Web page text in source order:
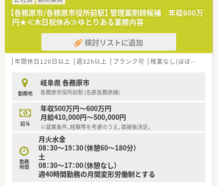
■店舗ごと、薬剤師さんひとりひとりの個性を尊重！
「○○店の○○を経験したい」「○○先生と話してみたい」な
ど、
ご希望に応じて他店舗での研修も可能です！
■本部付けで各店舗を巡回するマネージャーを配置！
各店舗の悩みの吸い上げ・情報共有で
現場が孤立することがない環境を実現しています◎
＼ 長く働けます ／
■幅広い年代の方が活躍中！
プライベートを考慮したシフト調整・働き方など
長く勤務できるよう配慮していただけます。
■社員の皆さんにも裁量を持たせてくれ、
経験や想いを尊重してもらえる環境です。
地域や会社のためにチャレンジしてみたいことは
積極的に応援している企業です♪
＼ 社長のお人柄・社風 ／
■やさしくおだやかな代表のもと、
仕事に一生懸命な方が岐阜県内の5店舗に集まっています。
【各務原市/各務原市役所前駅】 管理薬剤師候補 年収600万
円★≪木日祝休み≫ゆとりある業務内容
検討リストに追加
年間休日120日以上 週32h以上 ブランク可 残業なし(ほぼなし含む)
勤務地
岐阜県 各務原市
各務原市役所前駅 (名鉄各務原線)
給与
年収500万円～600万円
月給410,000円～500,000円
※就業条件、経験等を考慮のうえ、面接後決定。
勤務
時間
月火水金
08：30～19：30（休憩60～180分）
土
08：30～17：00（休憩なし）
週40時間勤務の月間変形労働制とする